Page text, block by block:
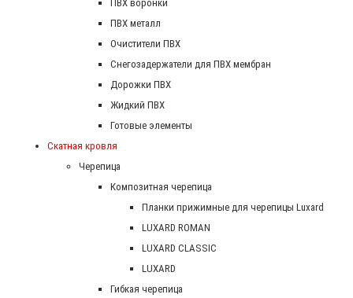
ПВХ воронки
ПВХ металл
Очистители ПВХ
Снегозадержатели для ПВХ мембран
Дорожки ПВХ
Жидкий ПВХ
Готовые элементы
Скатная кровля
Черепица
Композитная черепица
Планки прижимные для черепицы Luxard
LUXARD ROMAN
LUXARD CLASSIC
LUXARD
Гибкая черепица